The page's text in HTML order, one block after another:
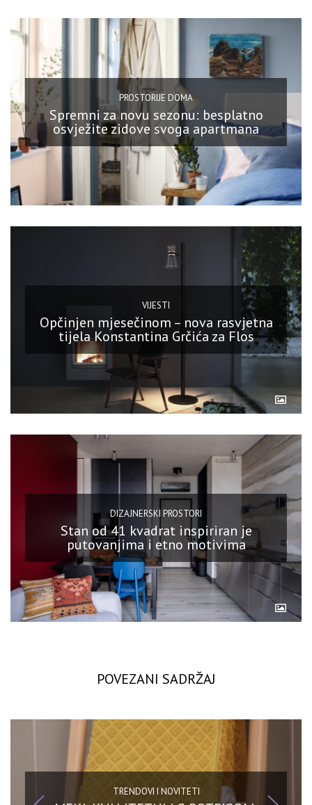
PROSTORIJE DOMA
Spremni za novu sezonu: besplatno
osvježite zidove svoga apartmana
VIJESTI
Opčinjen mjesečinom – nova rasvjetna
tijela Konstantina Grčića za Flos
DIZAJNERSKI PROSTORI
Stan od 41 kvadrat inspiriran je
putovanjima i etno motivima
POVEZANI SADRŽAJ
TRENDOVI I NOVITETI